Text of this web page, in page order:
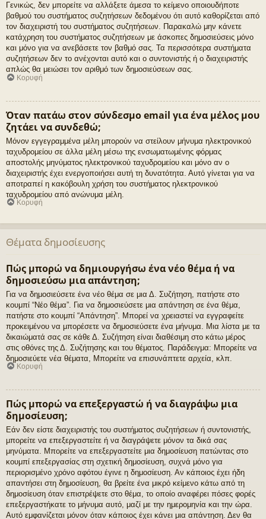
Γενικώς, δεν μπορείτε να αλλάξετε άμεσα το κείμενο οποιουδήποτε
βαθμού του συστήματος συζητήσεων δεδομένου ότι αυτό καθορίζεται από
τον διαχειριστή του συστήματος συζητήσεων. Παρακαλώ μην κάνετε
κατάχρηση του συστήματος συζητήσεων με άσκοπες δημοσιεύσεις μόνο
και μόνο για να ανεβάσετε τον βαθμό σας. Τα περισσότερα συστήματα
συζητήσεων δεν το ανέχονται αυτό και ο συντονιστής ή ο διαχειριστής
απλώς θα μειώσει τον αριθμό των δημοσιεύσεων σας.
Κορυφή
Όταν πατάω στον σύνδεσμο email για ένα μέλος μου
ζητάει να συνδεθώ;
Μόνον εγγεγραμμένα μέλη μπορούν να στείλουν μήνυμα ηλεκτρονικού
ταχυδρομείου σε άλλα μέλη μέσω της ενσωματωμένης φόρμας
αποστολής μηνύματος ηλεκτρονικού ταχυδρομείου και μόνο αν ο
διαχειριστής έχει ενεργοποιήσει αυτή τη δυνατότητα. Αυτό γίνεται για να
αποτραπεί η κακόβουλη χρήση του συστήματος ηλεκτρονικού
ταχυδρομείου από ανώνυμα μέλη.
Κορυφή
Θέματα δημοσίευσης
Πώς μπορώ να δημιουργήσω ένα νέο θέμα ή να
δημοσιεύσω μια απάντηση;
Για να δημοσιεύσετε ένα νέο θέμα σε μια Δ. Συζήτηση, πατήστε στο
κουμπί “Νέο θέμα”. Για να δημοσιεύσετε μια απάντηση σε ένα θέμα,
πατήστε στο κουμπί “Απάντηση”. Μπορεί να χρειαστεί να εγγραφείτε
προκειμένου να μπορέσετε να δημοσιεύσετε ένα μήνυμα. Μια λίστα με τα
δικαιώματά σας σε κάθε Δ. Συζήτηση είναι διαθέσιμη στο κάτω μέρος
στις οθόνες της Δ. Συζήτησης και του θέματος. Παράδειγμα: Μπορείτε να
δημοσιεύετε νέα θέματα, Μπορείτε να επισυνάπτετε αρχεία, κλπ.
Κορυφή
Πώς μπορώ να επεξεργαστώ ή να διαγράψω μια
δημοσίευση;
Εάν δεν είστε διαχειριστής του συστήματος συζητήσεων ή συντονιστής,
μπορείτε να επεξεργαστείτε ή να διαγράψετε μόνον τα δικά σας
μηνύματα. Μπορείτε να επεξεργαστείτε μια δημοσίευση πατώντας στο
κουμπί επεξεργασίας στη σχετική δημοσίευση, συχνά μόνο για
περιορισμένο χρόνο αφότου έγινε η δημοσίευση. Αν κάποιος έχει ήδη
απαντήσει στη δημοσίευση, θα βρείτε ένα μικρό κείμενο κάτω από τη
δημοσίευση όταν επιστρέψετε στο θέμα, το οποίο αναφέρει πόσες φορές
επεξεργαστήκατε το μήνυμα αυτό, μαζί με την ημερομηνία και την ώρα.
Αυτό εμφανίζεται μόνον όταν κάποιος έχει κάνει μια απάντηση. Δεν θα